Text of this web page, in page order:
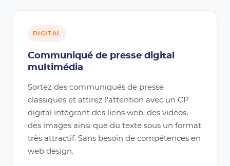
DIGITAL
Communiqué de presse digital
multimédia
Sortez des communiqués de presse
classiques et attirez l'attention avec un CP
digital intégrant des liens web, des vidéos,
des images ainsi que du texte sous un format
très attractif. Sans besoin de compétences en
web design.